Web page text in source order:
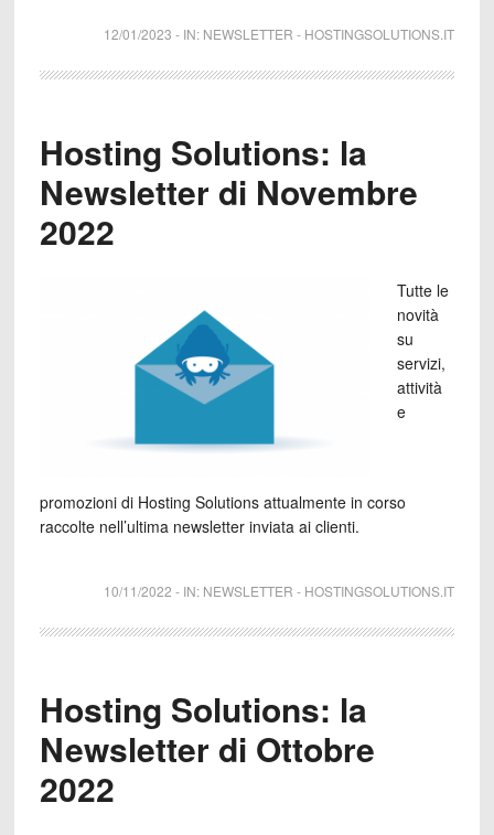
12/01/2023 - IN: NEWSLETTER - HOSTINGSOLUTIONS.IT
Hosting Solutions: la
Newsletter di Novembre
2022
Tutte le
novità
su
servizi,
attività
e
promozioni di Hosting Solutions attualmente in corso
raccolte nell’ultima newsletter inviata ai clienti.
10/11/2022 - IN: NEWSLETTER - HOSTINGSOLUTIONS.IT
Hosting Solutions: la
Newsletter di Ottobre
2022